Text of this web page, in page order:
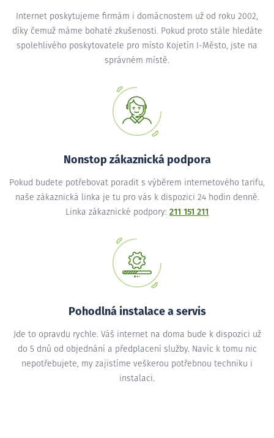
Internet poskytujeme firmám i domácnostem už od roku 2002,
díky čemuž máme bohaté zkušenosti. Pokud proto stále hledáte
spolehlivého poskytovatele pro místo Kojetín I-Město, jste na
správném místě.
Nonstop zákaznická podpora
Pokud budete potřebovat poradit s výběrem internetového tarifu,
naše zákaznická linka je tu pro vás k dispozici 24 hodin denně.
Linka zákaznické podpory: 211 151 211
Pohodlná instalace a servis
Jde to opravdu rychle. Váš internet na doma bude k dispozici už
do 5 dnů od objednání a předplacení služby. Navíc k tomu nic
nepotřebujete, my zajistíme veškerou potřebnou techniku i
instalaci.